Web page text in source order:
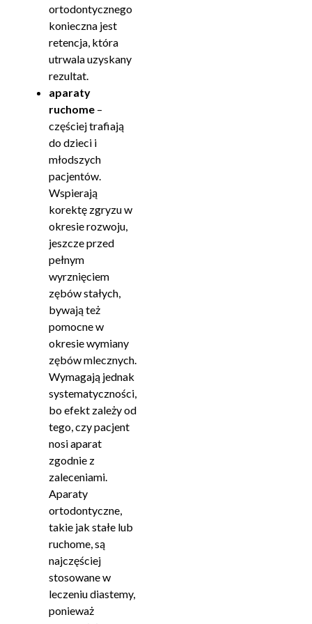
ortodontycznego
konieczna jest
retencja, która
utrwala uzyskany
rezultat.
aparaty
ruchome –
częściej trafiają
do dzieci i
młodszych
pacjentów.
Wspierają
korektę zgryzu w
okresie rozwoju,
jeszcze przed
pełnym
wyrznięciem
zębów stałych,
bywają też
pomocne w
okresie wymiany
zębów mlecznych.
Wymagają jednak
systematyczności,
bo efekt zależy od
tego, czy pacjent
nosi aparat
zgodnie z
zaleceniami.
Aparaty
ortodontyczne,
takie jak stałe lub
ruchome, są
najczęściej
stosowane w
leczeniu diastemy,
ponieważ